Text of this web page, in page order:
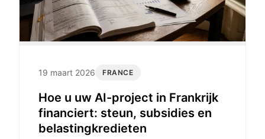
19 maart 2026 FRANCE
Hoe u uw AI-project in Frankrijk
financiert: steun, subsidies en
belastingkredieten